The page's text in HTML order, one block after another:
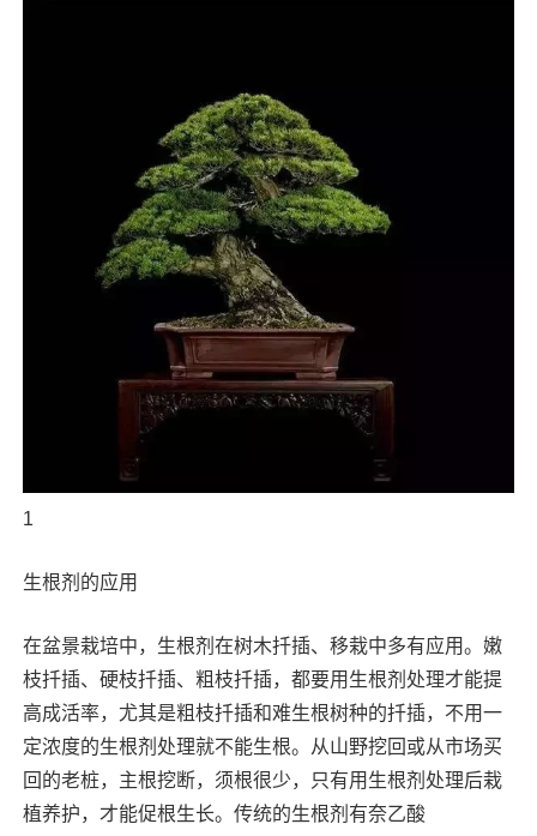
1
生根剂的应用
在盆景栽培中，生根剂在树木扦插、移栽中多有应用。嫩
枝扦插、硬枝扦插、粗枝扦插，都要用生根剂处理才能提
高成活率，尤其是粗枝扦插和难生根树种的扦插，不用一
定浓度的生根剂处理就不能生根。从山野挖回或从市场买
回的老桩，主根挖断，须根很少，只有用生根剂处理后栽
植养护，才能促根生长。传统的生根剂有奈乙酸